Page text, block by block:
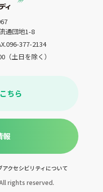
通団地1-8
377-2134
（土日を除く）
ちら
報
アクセシビリティについて
rights reserved.